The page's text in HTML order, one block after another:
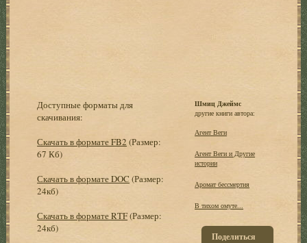
Доступные форматы для
скачивания:
Скачать в формате FB2 (Размер:
67 Кб)
Скачать в формате DOC (Размер:
24кб)
Скачать в формате RTF(Размер:
24кб)
Шмиц Джеймс
другие книги автора:
Агент Веги
Агент Веги и Другие
истории
Аромат бессмертия
В тихом омуте...
Поделиться